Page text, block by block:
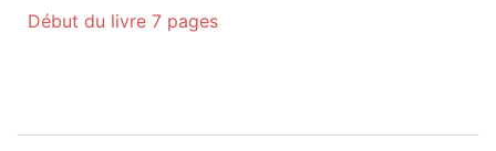
Début du livre 7 pages